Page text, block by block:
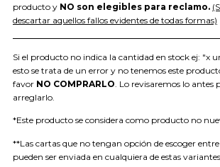
producto y NO son elegibles para reclamo.
descartar aquellos fallos evidentes de todas formas)
Si el producto no indica la cantidad en stock ej: "x
esto se trata de un error y no tenemos este
favor NO COMPRARLO . Lo revisaremos lo antes
arreglarlo.
*Este producto se considera como producto no
**Las cartas que no tengan opción de escoger entre
pueden ser enviada en cualquiera de estas variantes.